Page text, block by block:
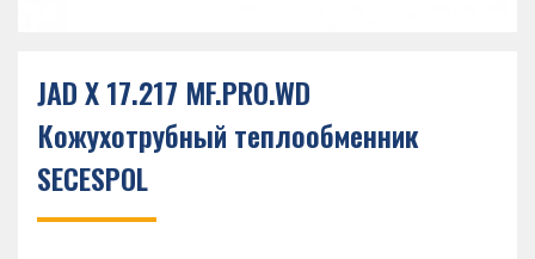
JAD X 17.217 MF.PRO.WD
Кожухотрубный теплообменник
SECESPOL